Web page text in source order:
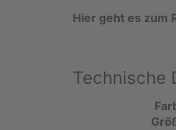
Hier geht es zum
Technische